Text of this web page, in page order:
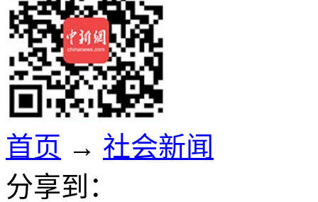
首页 → 社会新闻
分享到：